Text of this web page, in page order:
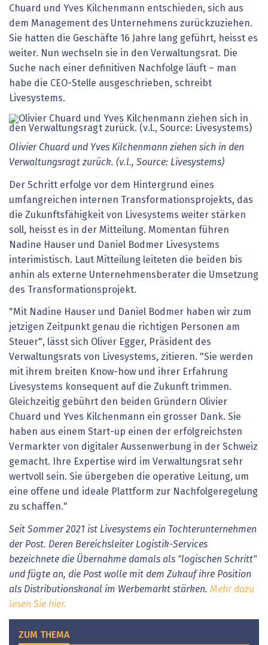
Chuard und Yves Kilchenmann entschieden, sich aus
dem Management des Unternehmens zurückzuziehen.
Sie hatten die Geschäfte 16 Jahre lang geführt, heisst es
weiter. Nun wechseln sie in den Verwaltungsrat. Die
Suche nach einer definitiven Nachfolge läuft – man
habe die CEO-Stelle ausgeschrieben, schreibt
Livesystems.
Olivier Chuard und Yves Kilchenmann ziehen sich in den
Verwaltungsragt zurück. (v.l., Source: Livesystems)
Der Schritt erfolge vor dem Hintergrund eines
umfangreichen internen Transformationsprojekts, das
die Zukunftsfähigkeit von Livesystems weiter stärken
soll, heisst es in der Mitteilung. Momentan führen
Nadine Hauser und Daniel Bodmer Livesystems
interimistisch. Laut Mitteilung leiteten die beiden bis
anhin als externe Unternehmensberater die Umsetzung
des Transformationsprojekt.
"Mit Nadine Hauser und Daniel Bodmer haben wir zum
jetzigen Zeitpunkt genau die richtigen Personen am
Steuer", lässt sich Oliver Egger, Präsident des
Verwaltungsrats von Livesystems, zitieren. "Sie werden
mit ihrem breiten Know-how und ihrer Erfahrung
Livesystems konsequent auf die Zukunft trimmen.
Gleichzeitig gebührt den beiden Gründern Olivier
Chuard und Yves Kilchenmann ein grosser Dank. Sie
haben aus einem Start-up einen der erfolgreichsten
Vermarkter von digitaler Aussenwerbung in der Schweiz
gemacht. Ihre Expertise wird im Verwaltungsrat sehr
wertvoll sein. Sie übergeben die operative Leitung, um
eine offene und ideale Plattform zur Nachfolgeregelung
zu schaffen."
Seit Sommer 2021 ist Livesystems ein Tochterunternehmen
der Post. Deren Bereichsleiter Logistik-Services
bezeichnete die Übernahme damals als "logischen Schritt"
und fügte an, die Post wolle mit dem Zukauf ihre Position
als Distributionskanal im Werbemarkt stärken. Mehr dazu
lesen Sie hier.
ZUM THEMA